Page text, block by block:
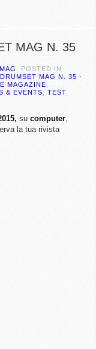
MAG N. 35
. POSTED IN
DRUMSET MAG N. 35 -
MAGAZINE
& EVENTS TEST
su computer,
la tua rivista